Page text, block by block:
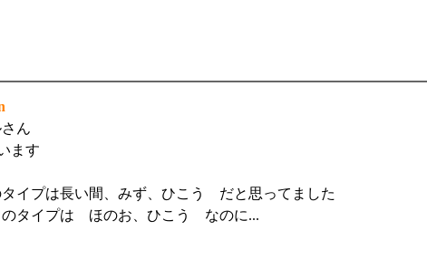
ん
ます
タイプは長い間、みず、ひこう だと思ってました
のタイプは ほのお、ひこう なのに...